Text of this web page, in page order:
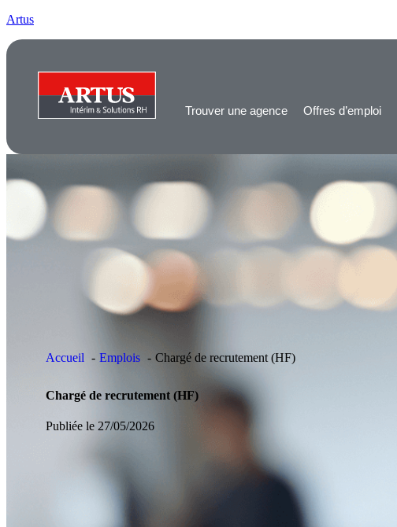
Artus
Trouver une agence
Offres d’emploi
Accueil Emplois Chargé de recrutement (HF)
Chargé de recrutement (HF)
Publiée le 27/05/2026